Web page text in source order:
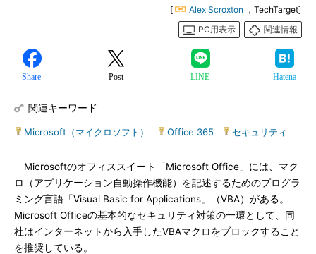
[ Alex Scroxton ，TechTarget]
PC用表示
関連情報
Share Post LINE Hatena
関連キーワード
Microsoft（マイクロソフト） Office 365 セキュリティ
Microsoftのオフィススイート「Microsoft Office」には、マク
ロ（アプリケーション自動操作機能）を記述するためのプログラ
ミング言語「Visual Basic for Applications」（VBA）がある。
Microsoft Officeの基本的なセキュリティ対策の一環として、同
社はインターネットから入手したVBAマクロをブロックすること
を推奨している。